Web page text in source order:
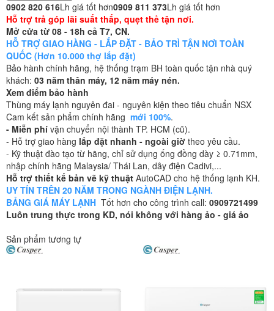
0902 820 616Lh giá tốt hơn0909 811 373Lh giá tốt hơn
Hỗ trợ trả góp lãi suất thấp, quẹt thẻ tận nơi.
Mở cửa từ 08 - 18h cả T7, CN.
HỖ TRỢ GIAO HÀNG - LẮP ĐẶT - BẢO TRÌ TẬN NƠI TOÀN
QUỐC (Hơn 10.000 thợ lắp đặt)
Bảo hành chính hãng, hệ thống trạm BH toàn quốc tận nhà quý
khách: 03 năm thân máy, 12 năm máy nén.
Xem điểm bảo hành
Thùng máy lạnh nguyên đai - nguyên kiện theo tiêu chuẩn NSX
Cam kết sản phẩm chính hãng mới 100%.
- Miễn phí vận chuyển nội thành TP. HCM (cũ).
- Hỗ trợ giao hàng lắp đặt nhanh - ngoài giờ theo yêu cầu.
- Kỹ thuật đào tạo từ hãng, chỉ sử dụng ống đồng dày ≥ 0.71mm,
nhập chính hãng Malaysia/ Thái Lan, dây điện Cadivi,...
Hỗ trợ thiết kế bản vẽ kỹ thuật AutoCAD cho hệ thống lạnh KH.
UY TÍN TRÊN 20 NĂM TRONG NGÀNH ĐIỆN LẠNH.
BẢNG GIÁ MÁY LẠNH Tốt hơn cho công trình call: 0909721499
Luôn trung thực trong KD, nói không với hàng ảo - giá ảo
Sản phẩm tương tự